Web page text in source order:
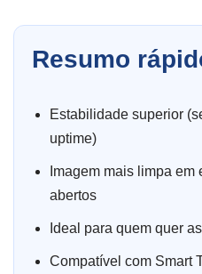
Resumo
Estabilidade superior
uptime)
Imagem mais limpa
abertos
Ideal para quem quer
Compatível com Smart